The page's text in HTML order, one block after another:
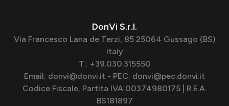
DonVi S.r.l.
Via Francesco Lana de Terzi, 85 25064 Gussago (BS)
Italy
T.: +39.030.315550
Email: donvi@donvi.it - PEC: donvi@pec.donvi.it
Codice Fiscale, Partita IVA 00374980175 | R.E.A.
BS181897